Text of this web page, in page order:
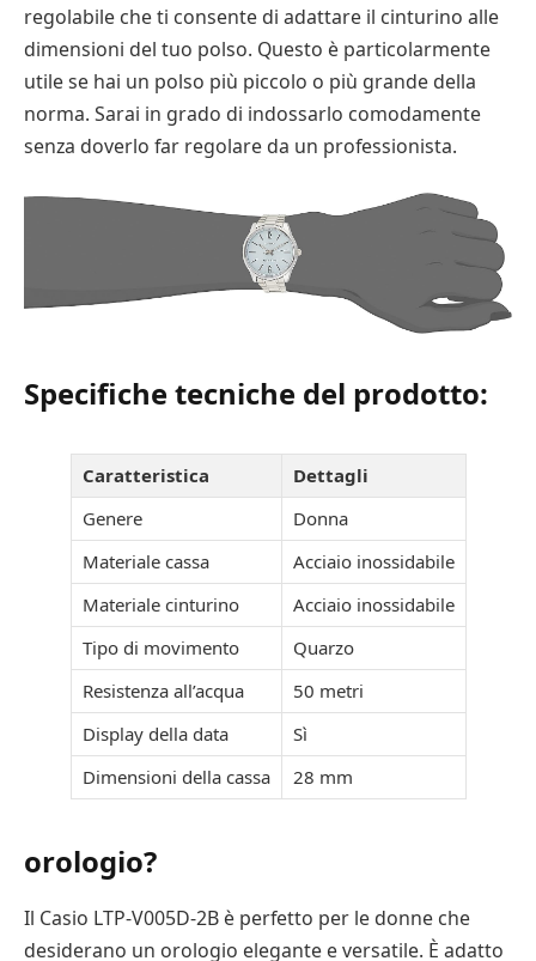
regolabile che ti consente di adattare il cinturino alle
dimensioni del tuo polso. Questo è particolarmente
utile se hai un polso più piccolo o più grande della
norma. Sarai in grado di indossarlo comodamente
senza doverlo far regolare da un professionista.
Specifiche tecniche del prodotto:
Caratteristica
Dettagli
Genere
Donna
Materiale cassa
Acciaio inossidabile
Materiale cinturino
Acciaio inossidabile
Tipo di movimento
Quarzo
Resistenza all’acqua
50 metri
Display della data
Sì
Dimensioni della cassa
28 mm
orologio?
Il Casio LTP-V005D-2B è perfetto per le donne che
desiderano un orologio elegante e versatile. È adatto